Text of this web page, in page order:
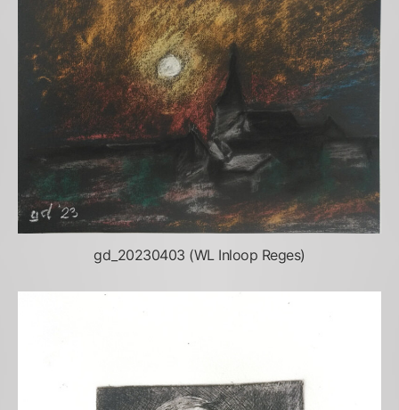
gd_20230403 (WL Inloop Reges)